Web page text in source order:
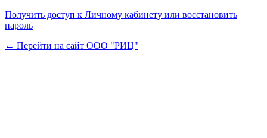
Получить доступ к Личному кабинету или восстановить
пароль
← Перейти на сайт ООО "РИЦ"